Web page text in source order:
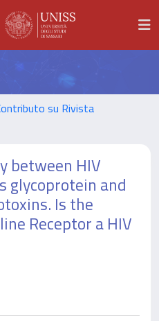
su Rivista
between HIV
glycoprotein and
Is the
Receptor a HIV